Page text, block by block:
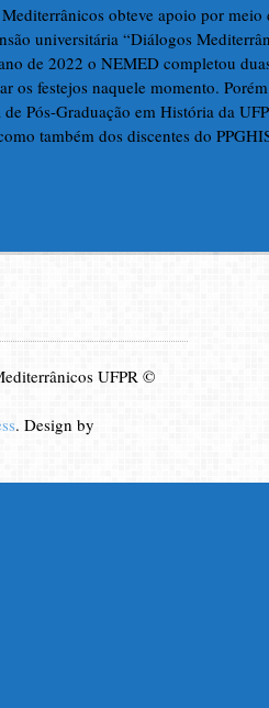
obteve apoio por
universitária “Diálogos
de 2022 o NEMED completou
os festejos naquele momento.
Pós-Graduação em História da
também dos discentes do
UFPR ©
. Design by